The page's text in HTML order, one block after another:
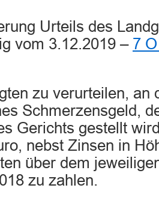
Urteils des
vom 3.12.2019 – 7
zu verurteilen, an
Schmerzensgeld,
Gerichts gestellt
nebst Zinsen in
über dem
zu zahlen.